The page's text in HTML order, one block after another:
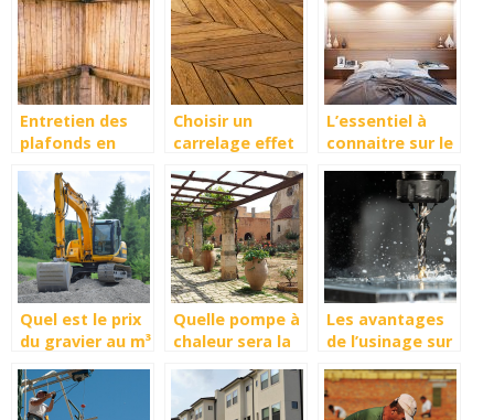
Entretien des
plafonds en
faut savoir
Choisir un
carrelage effet
son intérieur
L’essentiel à
connaitre sur le
hexagonal
Quel est le prix
du gravier au m³
Quelle pompe à
chaleur sera la
à votre maison
Les avantages
de l’usinage sur
réparation de
vos appareils